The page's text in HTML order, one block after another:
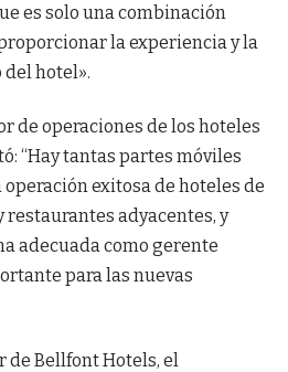
es solo una combinación
la experiencia y la
hotel».
de operaciones de los hoteles
“Hay tantas partes móviles
exitosa de hoteles de
restaurantes adyacentes, y
adecuada como gerente
para las nuevas
de Bellfont Hotels, el